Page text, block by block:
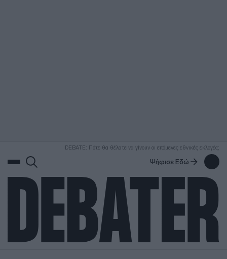
DEBATE: Πότε θα θέλατε να γίνουν οι επόμενες εθνικές εκλογές;
Ψήφισε Εδώ